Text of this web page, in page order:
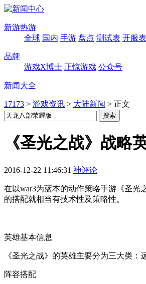
新游热游
全球 国内 手游 盘点 测试表 开服表
品牌
游戏X博士 正惊游戏 公众号
新闻大全
17173 > 游戏资讯 > 大陆新闻 > 正文
《圣光之战》战略
2016-12-22 11:46:31 神评论
在以war3为蓝本的动作策略手游《圣光
的搭配就相当有技术性及策略性。
英雄基本信息
《圣光之战》的英雄主要分为三大类
阵容搭配